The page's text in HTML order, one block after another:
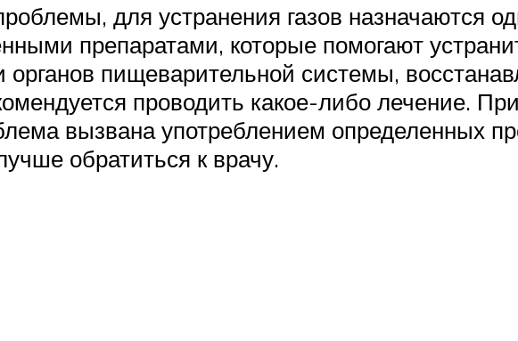
для устранения газов назначаются
препаратами, которые помогают
органов пищеварительной системы,
проводить какое-либо лечение.
вызвана употреблением определенных
обратиться к врачу.